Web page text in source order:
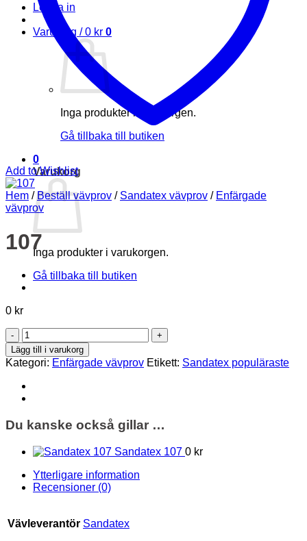
Logga in
Varukorg /0 kr 0
Inga produkter i varukorgen.
Gå tillbaka till butiken
0
Varukorg
Inga produkter i varukorgen.
Gå tillbaka till butiken
Add to Wishlist
Hem / Beställ vävprov / Sandatex vävprov / Enfärgade
vävprov
107
0 kr
107
mängd
Lägg till i varukorg
Kategori: Enfärgade vävprov Etikett: Sandatex populäraste
Du kanske också gillar …
Sandatex 107 0 kr
Ytterligare information
Recensioner (0)
Vävleverantör Sandatex